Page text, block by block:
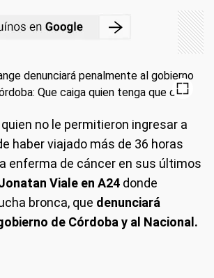
quien no le permitieron ingresar a
haber viajado más de 36 horas
enferma de cáncer en sus últimos
Viale en A24 donde
bronca, que denunciará
de Córdoba y al Nacional.